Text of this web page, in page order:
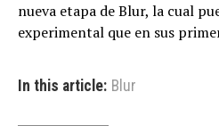
nueva etapa de Blur, la cual
experimental que en sus
In this article: Blur